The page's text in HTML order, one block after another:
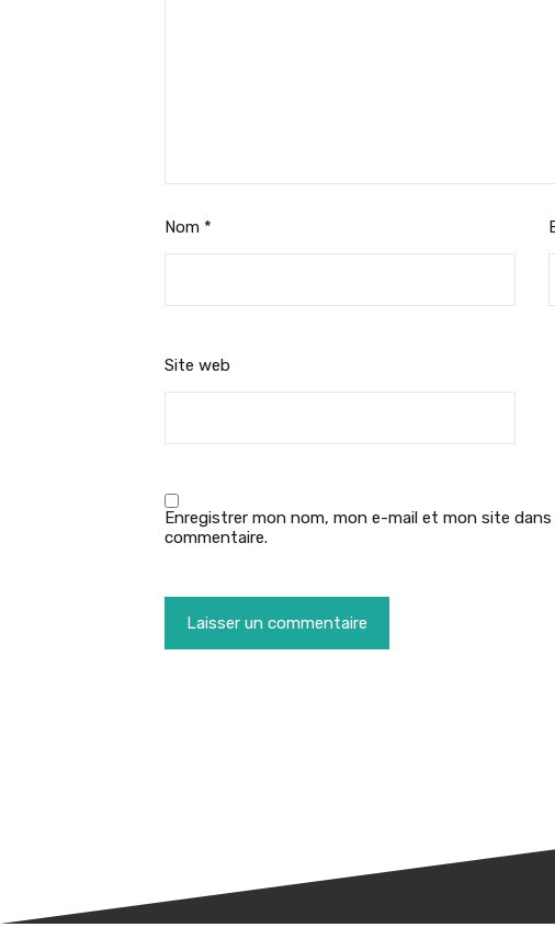
Nom *
Site web
Enregistrer mon nom, mon e-mail et mon site
commentaire.